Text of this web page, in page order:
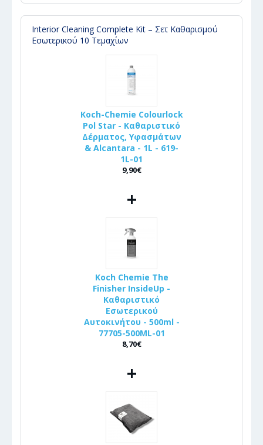
Interior Cleaning Complete Kit – Σετ Καθαρισμού
Εσωτερικού 10 Τεμαχίων
Koch-Chemie Colourlock
Pol Star - Καθαριστικό
Δέρματος, Υφασμάτων
& Alcantara - 1L - 619-
1L-01
9,90€
+
Koch Chemie The
Finisher InsideUp -
Καθαριστικό
Εσωτερικού
Αυτοκινήτου - 500ml -
77705-500ML-01
8,70€
+